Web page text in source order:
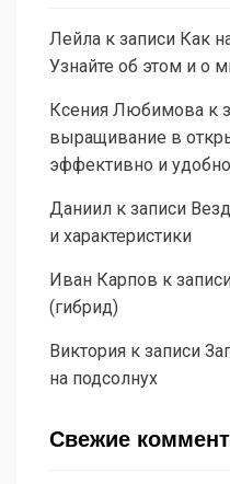
Лейла к записи Как
Узнайте об этом и о
Ксения Любимова к
выращивание в
эффективно и удобно
Даниил к записи
и характеристики
Иван Карпов к
(гибрид)
Виктория к записи
на подсолнух
Свежие